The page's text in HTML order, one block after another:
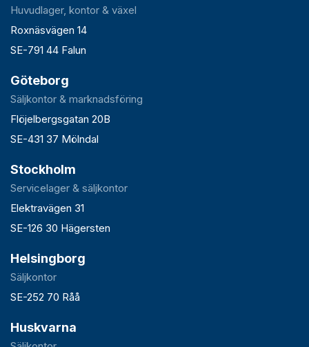
Huvudlager, kontor & växel
Roxnäsvägen 14
SE-791 44 Falun
Göteborg
Säljkontor & marknadsföring
Flöjelbergsgatan 20B
SE-431 37 Mölndal
Stockholm
Servicelager & säljkontor
Elektravägen 31
SE-126 30 Hägersten
Helsingborg
Säljkontor
SE-252 70 Råå
Huskvarna